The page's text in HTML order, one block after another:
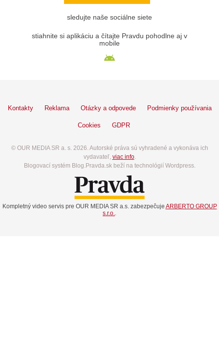
sledujte naše sociálne siete
stiahnite si aplikáciu a čítajte Pravdu pohodlne aj v
mobile
Kontakty Reklama Otázky a odpovede Podmienky používania
Cookies GDPR
© OUR MEDIA SR a. s. 2026. Autorské práva sú vyhradené a vykonáva ich
vydavateľ, viac info.
Blogovací systém Blog.Pravda.sk beží na technológií Wordpress.
Kompletný video servis pre OUR MEDIA SR a.s. zabezpečuje ARBERTO GROUP
s.r.o..